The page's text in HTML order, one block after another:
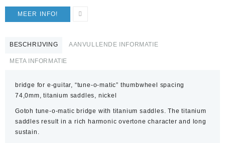
MEER INFO!
BESCHRIJVING AANVULLENDE INFORMATIE
META INFORMATIE
bridge for e-guitar, “tune-o-matic” thumbwheel spacing
74,0mm, titanium saddles, nickel
Gotoh tune-o-matic bridge with titanium saddles. The titanium
saddles result in a rich harmonic overtone character and long
sustain.